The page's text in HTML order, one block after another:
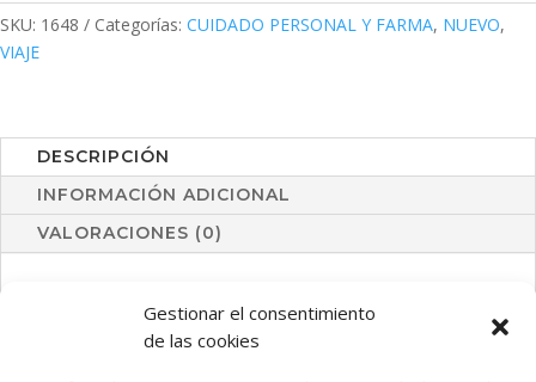
Gestionar el consentimiento
de las cookies
SKU: 1648 Categorías: CUIDADO PERSONAL Y FARMA, NUEVO,
VIAJE
DESCRIPCIÓN
INFORMACIÓN ADICIONAL
VALORACIONES (0)
juego. Presentado en bolsita individual de satén con cierre
de cordón a juego.